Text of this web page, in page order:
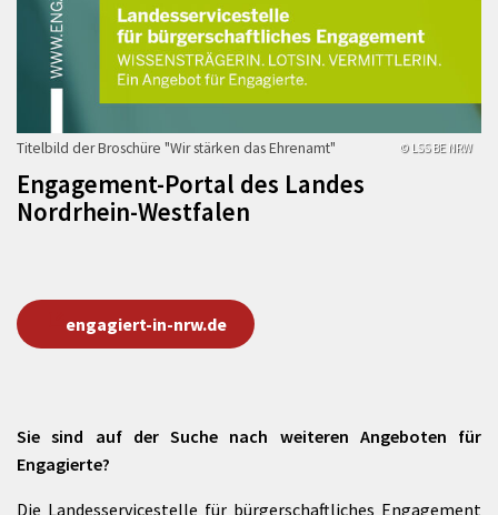
© LSS BE NRW
Titelbild der Broschüre "Wir stärken das Ehrenamt"
Engagement-Portal des Landes
Nordrhein-Westfalen
engagiert-in-nrw.de
Sie sind auf der Suche nach weiteren Angeboten für
Engagierte?
Die Landesservicestelle für bürgerschaftliches Engagement